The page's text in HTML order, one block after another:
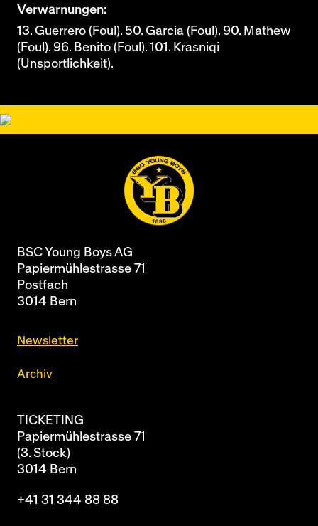
Verwarnungen:
13. Guerrero (Foul). 50. Garcia (Foul). 90. Mathew
(Foul). 96. Benito (Foul). 101. Krasniqi
(Unsportlichkeit).
BSC Young Boys AG
Papiermühlestrasse 71
Postfach
3014 Bern
Newsletter
Archiv
TICKETING
Papiermühlestrasse 71
(3. Stock)
3014 Bern
+41 31 344 88 88